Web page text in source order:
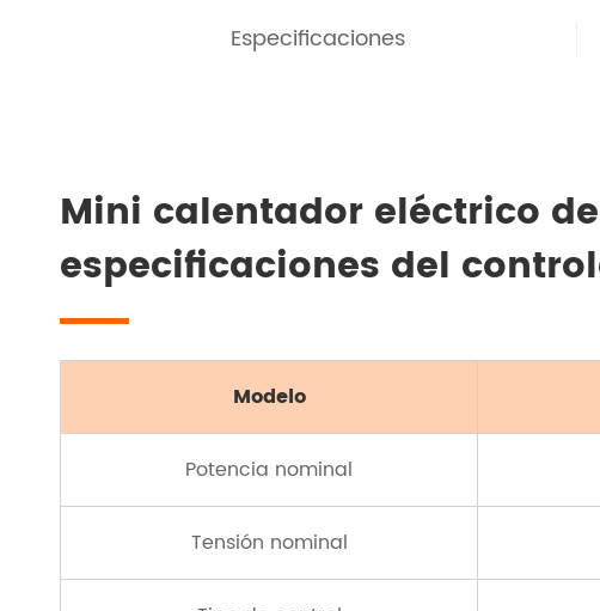
Especificaciones
Mini calentador eléctrico
especificaciones del
Modelo
Potencia nominal
Tensión nominal